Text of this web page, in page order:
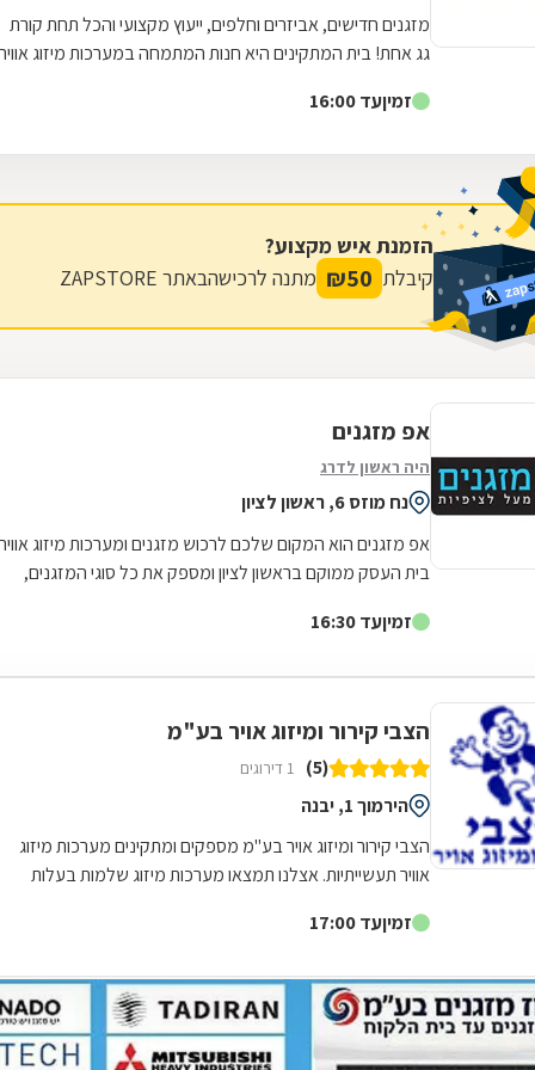
מזגנים חדישים, אביזרים וחלפים, ייעוץ מקצועי והכל תחת קורת
גג אחת! בית המתקינים היא חנות המתמחה במערכות מיזוג אוויר
זמיןעד 16:00
הזמנת איש מקצוע?
קיבלת 50
₪ מתנה לרכישהבאתר ZAPSTORE
אפ מזגנים
היה ראשון לדרג
נח מוזס 6, ראשון לציון
אפ מזגנים הוא המקום שלכם לרכוש מזגנים ומערכות מיזוג
בית העסק ממוקם בראשון לציון ומספק את כל סוגי המזגנים,
זמיןעד 16:30
הצבי קירור ומיזוג אויר בע"מ
(5) 1 דירוגים
הירמוך 1, יבנה
הצבי קירור ומיזוג אויר בע"מ מספקים ומתקינים מערכות מיזוג
אוויר תעשייתיות. אצלנו תמצאו מערכות מיזוג שלמות בעלות
זמיןעד 17:00